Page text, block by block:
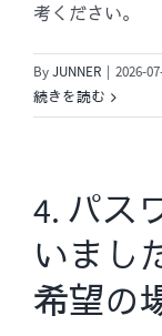
考ください。
ByJUNNER 2026-
続きを読む
4. パス
いまし
希望の